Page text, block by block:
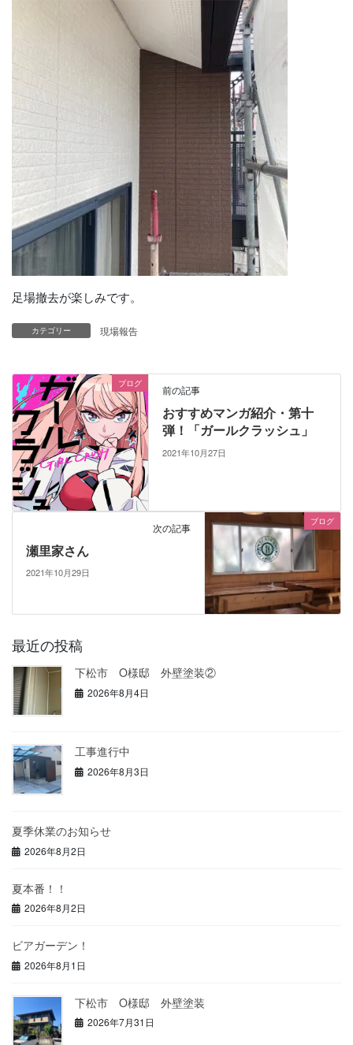
足場撤去が楽しみです。
カテゴリー 現場報告
ブログ 前の記事
おすすめマンガ紹介・第十
弾！「ガールクラッシュ」
2021年10月27日
ブログ
次の記事
瀬里家さん
2021年10月29日
最近の投稿
下松市 O様邸 外壁塗装②
2026年8月4日
工事進行中
2026年8月3日
夏季休業のお知らせ
2026年8月2日
夏本番！！
2026年8月2日
ビアガーデン！
2026年8月1日
下松市 O様邸 外壁塗装
2026年7月31日